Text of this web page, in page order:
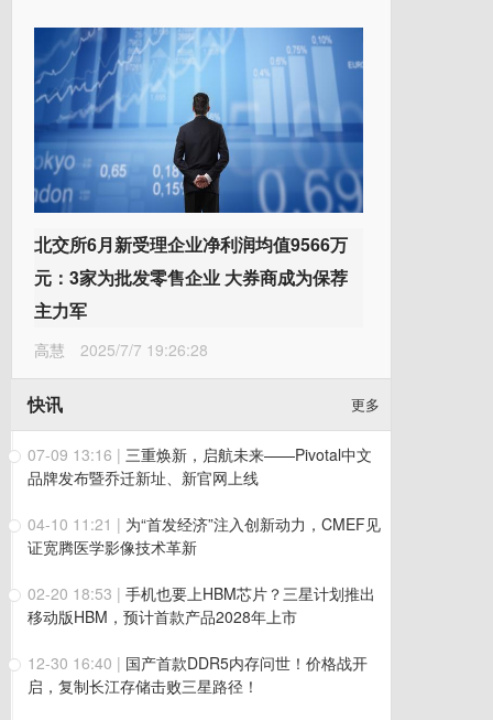
北交所6月新受理企业净利润均值9566万
元：3家为批发零售企业 大券商成为保荐
主力军
高慧 2025/7/7 19:26:28
快讯 更多
07-09 13:16 | 三重焕新，启航未来——Pivotal中文
品牌发布暨乔迁新址、新官网上线
04-10 11:21 | 为“首发经济”注入创新动力，CMEF见
证宽腾医学影像技术革新
02-20 18:53 | 手机也要上HBM芯片？三星计划推出
移动版HBM，预计首款产品2028年上市
12-30 16:40 | 国产首款DDR5内存问世！价格战开
启，复制长江存储击败三星路径！